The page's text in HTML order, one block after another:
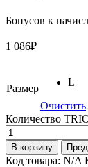
Бонусов к
1 086₽
Размер
L
Очистить
Количество
В корзину
Код товара: N/A